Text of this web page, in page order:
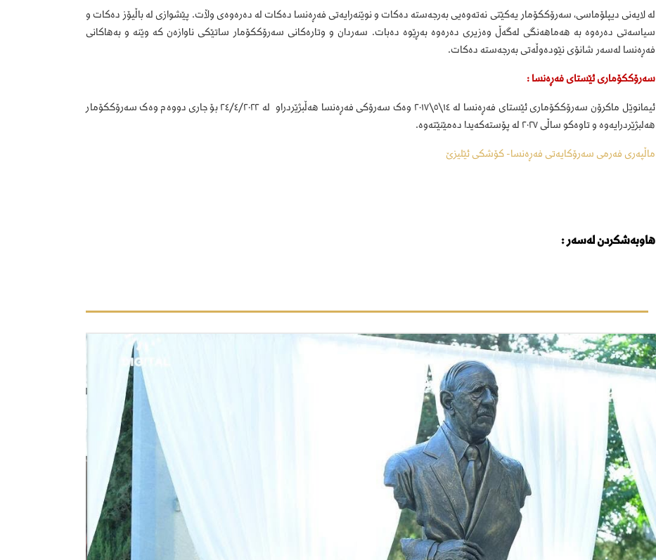
لە لایەنی دیپلۆماسی، سەرۆککۆمار یەکێتی نەتەوەیی بەرجەستە دەکات و نوێنەرایەتی فەڕەنسا دەکات لە دەرەوەی وڵات. پێشوازی لە باڵیۆز دەکات و
سیاسەتی دەرەوە بە هەماهەنگی لەگەڵ وەزیری دەرەوە بەڕێوە دەبات. سەردان و وتارەکانی سەرۆککۆمار ساتێکی ناوازەن کە وێنە و بەهاکانی
فەڕەنسا لەسەر شانۆی نێودەوڵەتی بەرجەستە دەکات.
سەرۆککۆماری ئێستای فەڕەنسا :
ئیمانوێل ماکرۆن سەرۆککۆماری ئێستای فەڕەنسا لە ١٤\٥\٢٠١٧ وەک سەرۆکی فەڕەنسا هەڵبژێردراو لە ٢٤/٤/٢٠٢٢ بۆ جاری دووەم وەک سەرۆککۆمار
هەلبژێردرایەوە و تاوەکو ساڵی ٢٠٢٧ لە پۆستەکەیدا دەمێنێتەوە.
ماڵپەری فەرمی سەرۆکایەتی فەڕەنسا- کۆشکی ئێلیزێ
هاوبەشکردن لەسەر :